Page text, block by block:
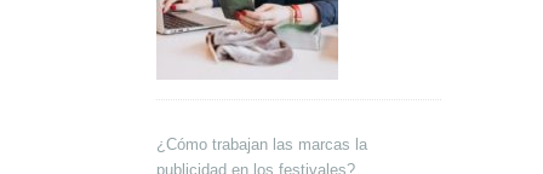
¿Cómo trabajan las marcas la
publicidad en los festivales?